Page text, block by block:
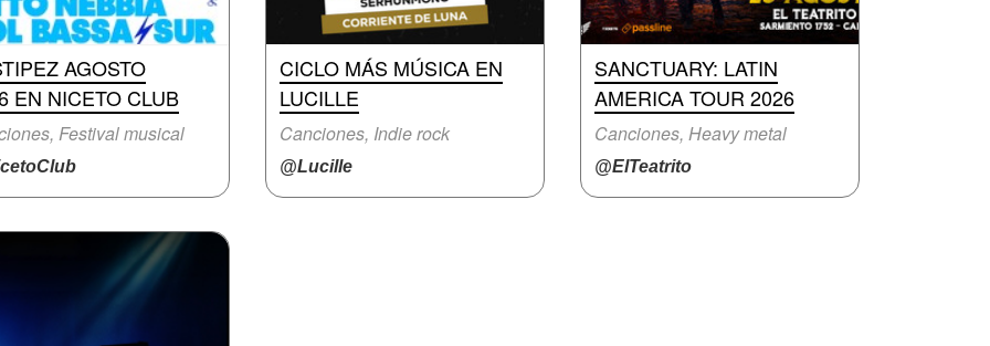
AGOSTO
EN NICETO CLUB
Festival musical
CICLO MÁS MÚSICA EN
LUCILLE
Canciones, Indie rock
@Lucille
SANCTUARY: LATIN
AMERICA TOUR 2026
Canciones, Heavy metal
@ElTeatrito